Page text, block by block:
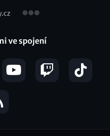
ve spojení